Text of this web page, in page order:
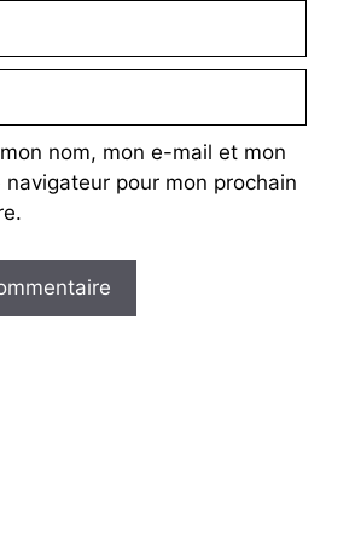
nom, mon e-mail et mon
pour mon prochain